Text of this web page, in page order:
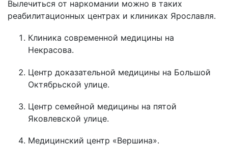
Вылечиться от наркомании можно в таких
реабилитационных центрах и клиниках Ярославля.
Клиника современной медицины на
Некрасова.
Центр доказательной медицины на Большой
Октябрьской улице.
Центр семейной медицины на пятой
Яковлевской улице.
Медицинский центр «Вершина».